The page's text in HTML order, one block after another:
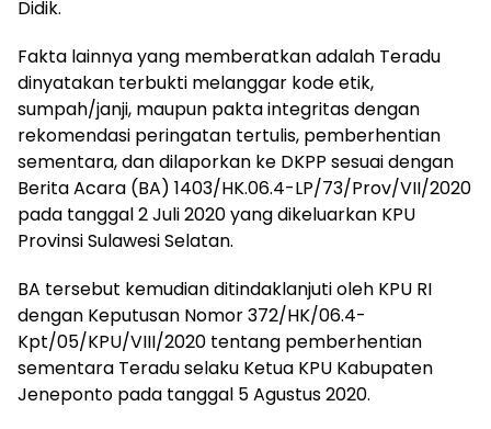
Didik.
Fakta lainnya yang memberatkan adalah Teradu
dinyatakan terbukti melanggar kode etik,
sumpah/janji, maupun pakta integritas dengan
rekomendasi peringatan tertulis, pemberhentian
sementara, dan dilaporkan ke DKPP sesuai dengan
Berita Acara (BA) 1403/HK.06.4-LP/73/Prov/VII/2020
pada tanggal 2 Juli 2020 yang dikeluarkan KPU
Provinsi Sulawesi Selatan.
BA tersebut kemudian ditindaklanjuti oleh KPU RI
dengan Keputusan Nomor 372/HK/06.4-
Kpt/05/KPU/VIII/2020 tentang pemberhentian
sementara Teradu selaku Ketua KPU Kabupaten
Jeneponto pada tanggal 5 Agustus 2020.